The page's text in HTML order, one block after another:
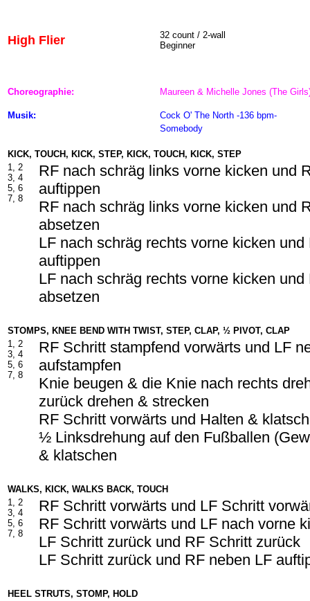
High Flier
32 count / 2-wall
Beginner
Choreographie: Maureen & Michelle Jones (The
Musik:
Cock O' The North -136 bpm-
Somebody
KICK, TOUCH, KICK, STEP, KICK, TOUCH, KICK, STEP
1, 2
3, 4
5, 6
7, 8
RF nach schräg links vorne kicken und
auftippen
RF nach schräg links vorne kicken und
absetzen
LF nach schräg rechts vorne kicken und
auftippen
LF nach schräg rechts vorne kicken und
absetzen
STOMPS, KNEE BEND WITH TWIST, STEP, CLAP, ½ PIVOT, CLAP
1, 2
3, 4
5, 6
7, 8
RF Schritt stampfend vorwärts und LF
aufstampfen
Knie beugen & die Knie nach rechts
zurück drehen & strecken
RF Schritt vorwärts und Halten &
½ Linksdrehung auf den Fußballen
& klatschen
WALKS, KICK, WALKS BACK, TOUCH
1, 2
3, 4
5, 6
7, 8
RF Schritt vorwärts und LF Schritt
RF Schritt vorwärts und LF nach vorne
LF Schritt zurück und RF Schritt zurück
LF Schritt zurück und RF neben LF
HEEL STRUTS, STOMP, HOLD